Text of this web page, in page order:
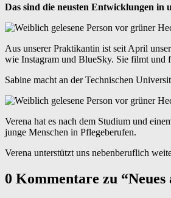
Das sind die neusten Entwicklungen in
Aus unserer Praktikantin ist seit April
wie Instagram und BlueSky. Sie filmt und
Sabine macht an der Technischen
Verena hat es nach dem Studium und
junge Menschen in Pflegeberufen.
Verena unterstützt uns nebenberuflich
Skip
back
0 Kommentare zu “Neues